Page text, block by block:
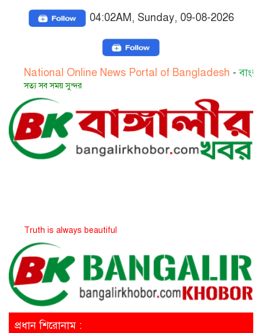
04:02AM, Sunday, 09-08-2026
Online News Portal of Bangladesh-বাংলাদেশের
সময় সুন্দর
always beautiful
প্রধান শিরোনাম :